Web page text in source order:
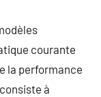
courante
la performance
à